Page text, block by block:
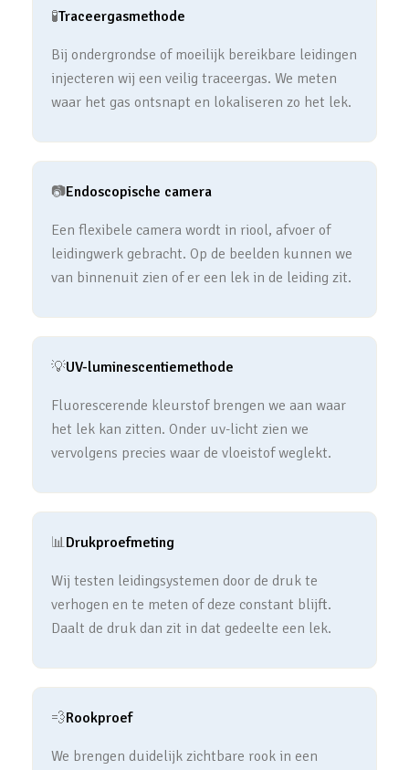
🧪Traceergasmethode
Bij ondergrondse of moeilijk bereikbare leidingen
injecteren wij een veilig traceergas. We meten
waar het gas ontsnapt en lokaliseren zo het lek.
📷Endoscopische camera
Een flexibele camera wordt in riool, afvoer of
leidingwerk gebracht. Op de beelden kunnen we
van binnenuit zien of er een lek in de leiding zit.
💡UV-luminescentiemethode
Fluorescerende kleurstof brengen we aan waar
het lek kan zitten. Onder uv-licht zien we
vervolgens precies waar de vloeistof weglekt.
📊Drukproefmeting
Wij testen leidingsystemen door de druk te
verhogen en te meten of deze constant blijft.
Daalt de druk dan zit in dat gedeelte een lek.
💨Rookproef
We brengen duidelijk zichtbare rook in een